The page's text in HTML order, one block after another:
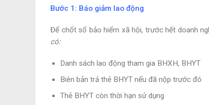
Bước 1: Báo giảm lao động
Để chốt sổ bảo hiểm xã hội, trước hết doanh
có:
Danh sách lao động tham gia BHXH, BHYT
Biên bản trả thẻ BHYT nếu đã nộp trước đó
Thẻ BHYT còn thời hạn sử dụng